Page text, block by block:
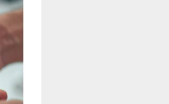
para que el sitio web funcione y no se pueden
necesarias te permitirán acceder a tu área de cliente,
de compras. También nos permitirán detectar cualquier
y / o la navegación en el Sitio. Puedes configurar tu
pero algunas partes del sitio web pueden verse
personal.